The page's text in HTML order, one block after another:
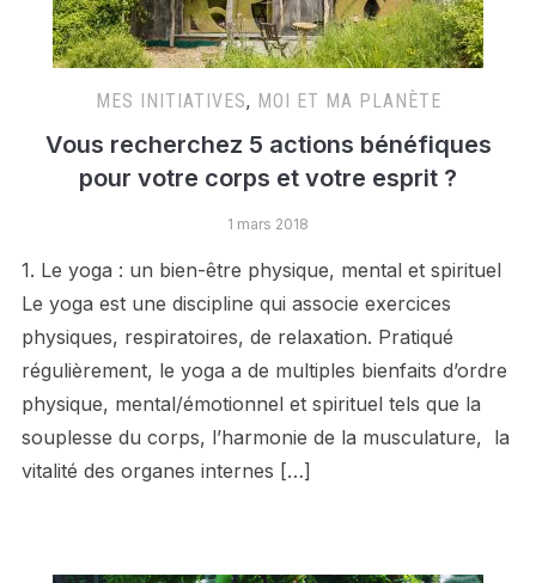
MES INITIATIVES, MOI ET MA PLANÈTE
Vous recherchez 5 actions bénéfiques
pour votre corps et votre esprit ?
1 mars 2018
1. Le yoga : un bien-être physique, mental et spirituel
Le yoga est une discipline qui associe exercices
physiques, respiratoires, de relaxation. Pratiqué
régulièrement, le yoga a de multiples bienfaits d’ordre
physique, mental/émotionnel et spirituel tels que la
souplesse du corps, l’harmonie de la musculature, la
vitalité des organes internes […]